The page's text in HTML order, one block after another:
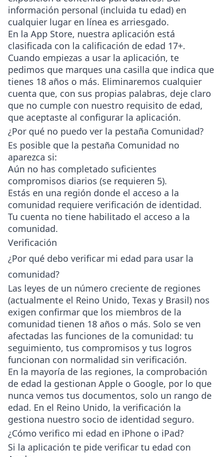
información personal (incluida tu edad) en
cualquier lugar en línea es arriesgado.
En la App Store, nuestra aplicación está
clasificada con la calificación de edad 17+.
Cuando empiezas a usar la aplicación, te
pedimos que marques una casilla que indica que
tienes 18 años o más. Eliminaremos cualquier
cuenta que, con sus propias palabras, deje claro
que no cumple con nuestro requisito de edad,
que aceptaste al configurar la aplicación.
¿Por qué no puedo ver la pestaña Comunidad?
Es posible que la pestaña Comunidad no
aparezca si:
Aún no has completado suficientes
compromisos diarios (se requieren 5).
Estás en una región donde el acceso a la
comunidad requiere verificación de identidad.
Tu cuenta no tiene habilitado el acceso a la
comunidad.
Verificación
¿Por qué debo verificar mi edad para usar la
comunidad?
Las leyes de un número creciente de regiones
(actualmente el Reino Unido, Texas y Brasil) nos
exigen confirmar que los miembros de la
comunidad tienen 18 años o más. Solo se ven
afectadas las funciones de la comunidad: tu
seguimiento, tus compromisos y tus logros
funcionan con normalidad sin verificación.
En la mayoría de las regiones, la comprobación
de edad la gestionan Apple o Google, por lo que
nunca vemos tus documentos, solo un rango de
edad. En el Reino Unido, la verificación la
gestiona nuestro socio de identidad seguro.
¿Cómo verifico mi edad en iPhone o iPad?
Si la aplicación te pide verificar tu edad con